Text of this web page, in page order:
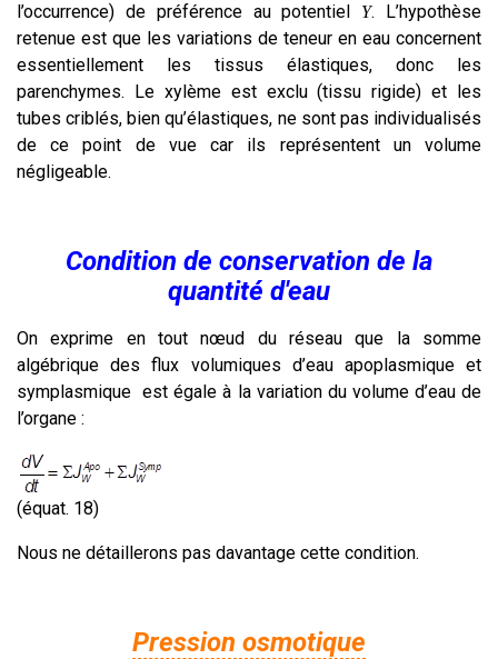
l’occurrence) de préférence au potentiel
Y. L’hypothèse
retenue est que les variations de teneur en eau concernent
essentiellement les tissus élastiques, donc les
parenchymes. Le xylème est exclu (tissu rigide) et les
tubes criblés, bien qu’élastiques, ne sont pas individualisés
de ce point de vue car ils représentent un volume
négligeable.
Condition de conservation de la
quantité d'eau
On exprime en tout nœud du réseau que la somme
algébrique des flux volumiques d’eau apoplasmique et
symplasmique est égale à la variation du volume d’eau de
l’organe :
(équat. 18)
Nous ne détaillerons pas davantage cette condition.
Pression osmotique